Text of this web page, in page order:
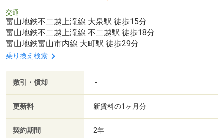
交通
富山地鉄不二越上滝線 大泉駅 徒歩15分
富山地鉄不二越上滝線 不二越駅 徒歩18分
富山地鉄富山市内線 大町駅 徒歩29分
乗り換え検索
敷引・償却 -
更新料 新賃料の1ヶ月分
契約期間 2年